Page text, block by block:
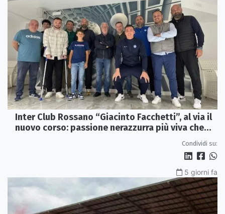
Inter Club Rossano “Giacinto Facchetti”, al via il
nuovo corso: passione nerazzurra più viva che
Condividi su:
5 giorni fa